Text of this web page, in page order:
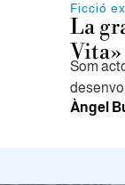
Ficció
La
Vita»
Som
Àngel